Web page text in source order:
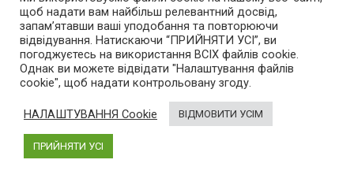
щоб надати вам найбільш релевантний досвід,
запам’ятавши ваші уподобання та повторюючи
відвідування. Натискаючи “ПРИЙНЯТИ УСІ”, ви
погоджуєтесь на використання ВСІХ файлів cookie.
Однак ви можете відвідати "Налаштування файлів
cookie", щоб надати контрольовану згоду.
НАЛАШТУВАННЯ Cookie ВІДМОВИТИ УСІМ
ПРИЙНЯТИ УСІ